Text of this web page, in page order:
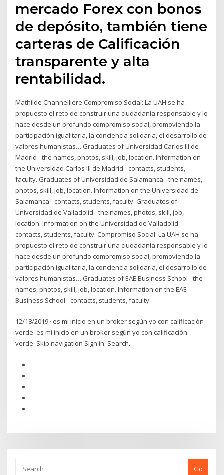
mercado Forex con bonos
de depósito, también tiene
carteras de Calificación
transparente y alta
rentabilidad.
Mathilde Channelliere Compromiso Social: La UAH se ha
propuesto el reto de construir una ciudadanía responsable y lo
hace desde un profundo compromiso social, promoviendo la
participación igualitaria, la conciencia solidaria, el desarrollo de
valores humanistas… Graduates of Universidad Carlos III de
Madrid - the names, photos, skill, job, location. Information on
the Universidad Carlos III de Madrid - contacts, students,
faculty. Graduates of Universidad de Salamanca - the names,
photos, skill, job, location. Information on the Universidad de
Salamanca - contacts, students, faculty. Graduates of
Universidad de Valladolid - the names, photos, skill, job,
location. Information on the Universidad de Valladolid -
contacts, students, faculty. Compromiso Social: La UAH se ha
propuesto el reto de construir una ciudadanía responsable y lo
hace desde un profundo compromiso social, promoviendo la
participación igualitaria, la conciencia solidaria, el desarrollo de
valores humanistas… Graduates of EAE Business School - the
names, photos, skill, job, location. Information on the EAE
Business School - contacts, students, faculty.
12/18/2019 · es mi inicio en un broker según yo con calificación
verde. es mi inicio en un broker según yo con calificación
verde. Skip navigation Sign in. Search.
Go